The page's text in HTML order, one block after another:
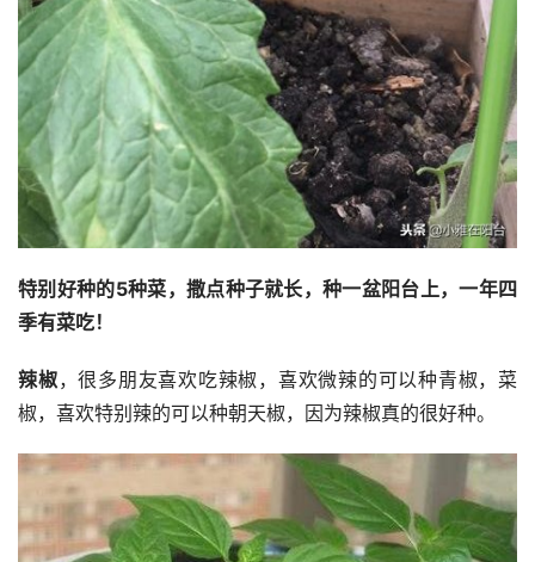
特别好种的5种菜，撒点种子就长，种一盆阳台上，一年四
季有菜吃！
辣椒，很多朋友喜欢吃辣椒，喜欢微辣的可以种青椒，菜
椒，喜欢特别辣的可以种朝天椒，因为辣椒真的很好种。